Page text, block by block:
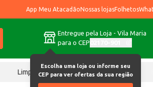
App Meu AtacadãoNossas lojasFolhetos
Entregue pela Loja - Vila Maria
para o CEP
Escolha uma loja ou informe seu
CEP para ver ofertas da sua região
Limpeza Chocolates